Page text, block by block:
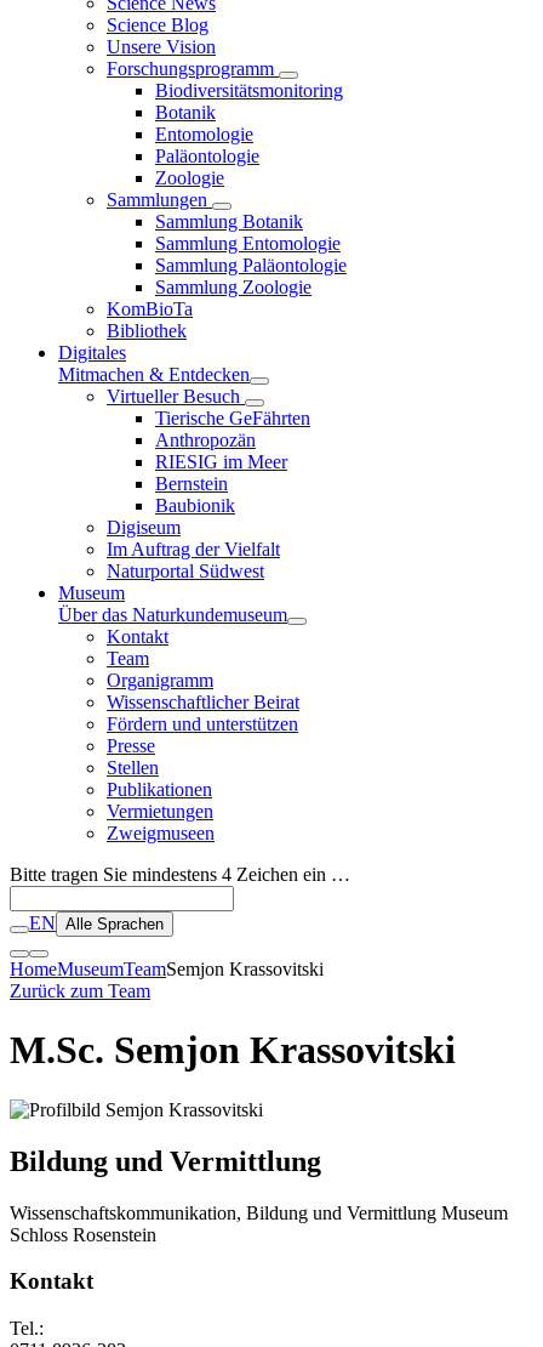
Science Blog
Unsere Vision
Forschungsprogramm
Biodiversitätsmonitoring
Botanik
Entomologie
Paläontologie
Zoologie
Sammlungen
Sammlung Botanik
Sammlung Entomologie
Sammlung Paläontologie
Sammlung Zoologie
KomBioTa
Bibliothek
Digitales
Mitmachen & Entdecken
Virtueller Besuch
Tierische GeFährten
Anthropozän
RIESIG im Meer
Bernstein
Baubionik
Digiseum
Im Auftrag der Vielfalt
Naturportal Südwest
Museum
Über das Naturkundemuseum
Kontakt
Team
Organigramm
Wissenschaftlicher Beirat
Fördern und unterstützen
Presse
Stellen
Publikationen
Vermietungen
Zweigmuseen
Bitte tragen Sie mindestens 4 Zeichen ein …
EN Alle Sprachen
HomeMuseumTeamSemjon Krassovitski
Zurück zum Team
M.Sc. Semjon Krassovitski
Bildung und Vermittlung
Wissenschaftskommunikation, Bildung und Vermittlung Museum
Schloss Rosenstein
Kontakt
Tel.: